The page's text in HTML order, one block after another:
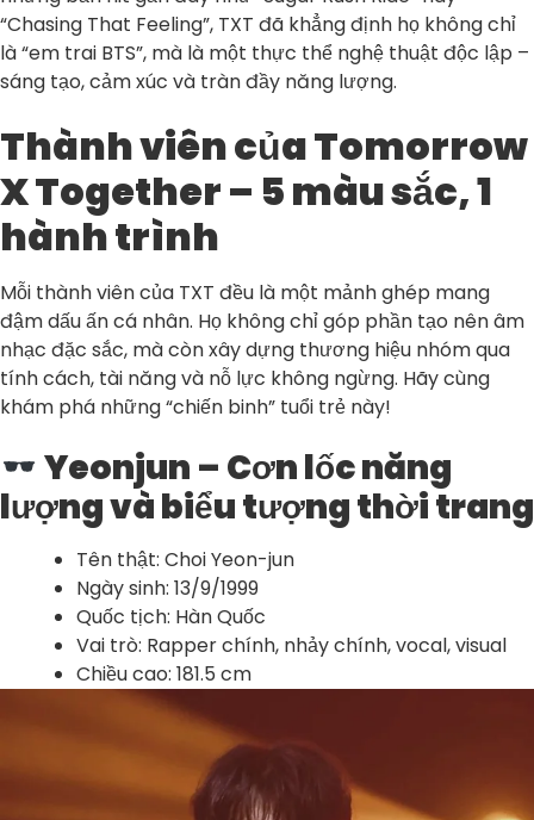
“Chasing That Feeling”, TXT đã khẳng định họ không chỉ
là “em trai BTS”, mà là một thực thể nghệ thuật độc lập –
sáng tạo, cảm xúc và tràn đầy năng lượng.
Thành viên của Tomorrow
X Together – 5 màu sắc, 1
hành trình
Mỗi thành viên của TXT đều là một mảnh ghép mang
đậm dấu ấn cá nhân. Họ không chỉ góp phần tạo nên âm
nhạc đặc sắc, mà còn xây dựng thương hiệu nhóm qua
tính cách, tài năng và nỗ lực không ngừng. Hãy cùng
khám phá những “chiến binh” tuổi trẻ này!
Yeonjun – Cơn lốc năng
lượng và biểu tượng thời trang
Tên thật: Choi Yeon-jun
Ngày sinh: 13/9/1999
Quốc tịch: Hàn Quốc
Vai trò: Rapper chính, nhảy chính, vocal, visual
Chiều cao: 181.5 cm